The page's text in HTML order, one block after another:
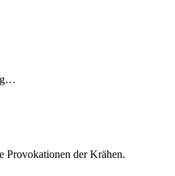
Provokationen der Krähen.